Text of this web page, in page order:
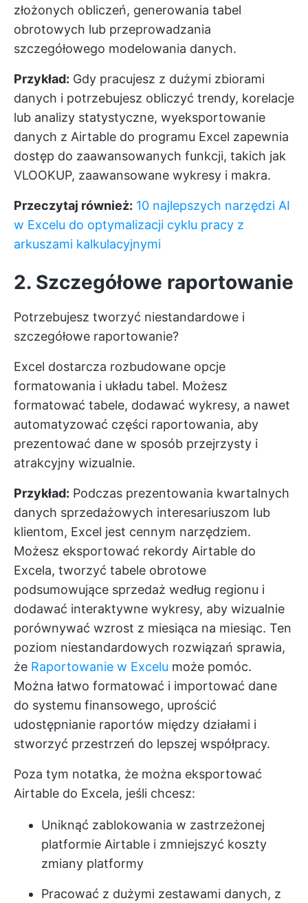
złożonych obliczeń, generowania tabel
obrotowych lub przeprowadzania
szczegółowego modelowania danych.
Przykład: Gdy pracujesz z dużymi zbiorami
danych i potrzebujesz obliczyć trendy, korelacje
lub analizy statystyczne, wyeksportowanie
danych z Airtable do programu Excel zapewnia
dostęp do zaawansowanych funkcji, takich jak
VLOOKUP, zaawansowane wykresy i makra.
Przeczytaj również: 10 najlepszych narzędzi AI
w Excelu do optymalizacji cyklu pracy z
arkuszami kalkulacyjnymi
2. Szczegółowe raportowanie
Potrzebujesz tworzyć niestandardowe i
szczegółowe raportowanie?
Excel dostarcza rozbudowane opcje
formatowania i układu tabel. Możesz
formatować tabele, dodawać wykresy, a nawet
automatyzować części raportowania, aby
prezentować dane w sposób przejrzysty i
atrakcyjny wizualnie.
Przykład: Podczas prezentowania kwartalnych
danych sprzedażowych interesariuszom lub
klientom, Excel jest cennym narzędziem.
Możesz eksportować rekordy Airtable do
Excela, tworzyć tabele obrotowe
podsumowujące sprzedaż według regionu i
dodawać interaktywne wykresy, aby wizualnie
porównywać wzrost z miesiąca na miesiąc. Ten
poziom niestandardowych rozwiązań sprawia,
że Raportowanie w Excelu może pomóc.
Można łatwo formatować i importować dane
do systemu finansowego, uprościć
udostępnianie raportów między działami i
stworzyć przestrzeń do lepszej współpracy.
Poza tym notatka, że można eksportować
Airtable do Excela, jeśli chcesz:
Uniknąć zablokowania w zastrzeżonej
platformie Airtable i zmniejszyć koszty
zmiany platformy
Pracować z dużymi zestawami danych, z